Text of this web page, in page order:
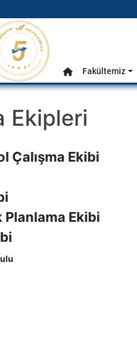
Anasayfa
Fakültemiz
Ekipleri
Çalışma Ekibi
Ekibi